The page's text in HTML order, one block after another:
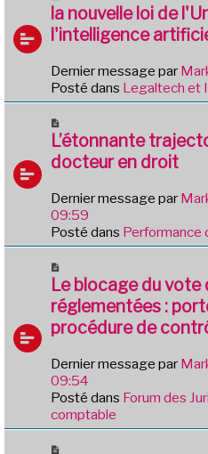
g
e
o
u
v
a
u
s
s
g
e
la nouvelle loi de
l'intelligence
Dernier message par
Posté dans Legaltech et
o
u
v
a
u
m
s
a
g
L’étonnante
docteur en droit
Dernier message par
09:59
Posté dans Performance
o
u
v
e
u
m
e
s
s
Le blocage du
réglementées :
procédure de
Dernier message par
09:54
Posté dans Forum des
comptable